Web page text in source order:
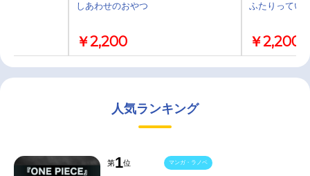
しあわせのおやつ
￥2,200
ふたりってい
￥2,200
人気ランキング
第1位 マンガ・ラノベ